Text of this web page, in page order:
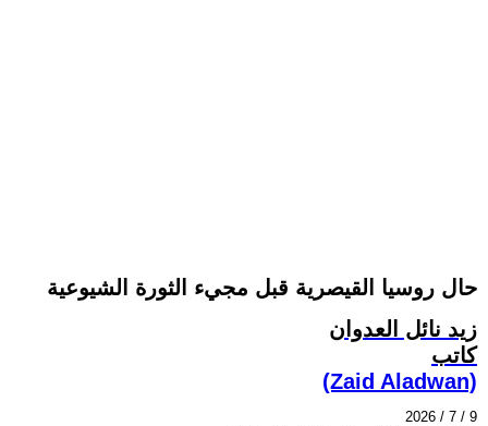
حال روسيا القيصرية قبل مجيء الثورة الشيوعية
زيد نائل العدوان
كاتب
(Zaid Aladwan)
2026 / 7 / 9